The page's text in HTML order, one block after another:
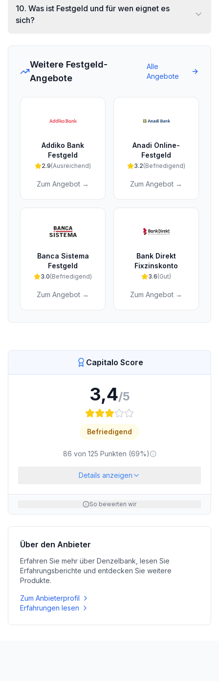
10. Was ist Festgeld und für wen eignet es
sich?
Weitere Festgeld-
Angebote
Alle
Angebote
Addiko Bank
Festgeld
2.9(Ausreichend)
Zum Angebot →
Anadi Online-
Festgeld
3.2(Befriedigend)
Zum Angebot →
Banca Sistema
Festgeld
3.0(Befriedigend)
Zum Angebot →
Bank Direkt
Fixzinskonto
3.6(Gut)
Zum Angebot →
Capitalo Score
3,4/5
Befriedigend
86 von 125 Punkten (69%)
Details anzeigen
So bewerten wir
Über den Anbieter
Erfahren Sie mehr über Denzelbank , lesen Sie
Erfahrungsberichte und entdecken Sie weitere
Produkte.
Zum Anbieterprofil
Erfahrungen lesen